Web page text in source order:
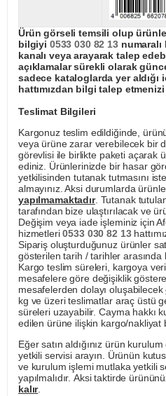
Ürün görseli temsili olup
bilgiyi 0533 030 82 13numaralı
kanalı veya arayarak talep
açıklamalar sürekli olarak
sadece kataloglarda yer aldığı
hattımızdan bilgi talep
Teslimat Bilgileri
Kargonuz teslim edildiğinde,
veya ürüne zarar verebilecek bir
görevlisi ile birlikte paketi açarak
ediniz. Ürünlerinizde bir hasar
yetkilisinden tutanak tutmasını
almayınız. Aksi durumlarda
yapılmamaktadır. Tutanak
tarafından bize ulaştırılacak ve
Değişim veya iade işleminiz için
hizmetleri0533 030 82 13
Sipariş oluşturduğunuz ürünler
gösterilen tarih / tarihler arasında
Kargo teslim süreleri, kargoya
mesafelere göre değişiklik
mesafelerden dolayı oluşabilecek
kg ve üzeri teslimatlar araç üstü
süreleri uzayabilir. Cayma hakkı
edilen ürüne ilişkin kargo/nakliyat
Eğer satın aldığınız ürün
yetkili servisi arayın. Ürünün
ve kurulum işlemi mutlaka yetkili
yapılmalıdır. Aksi taktirde
kalır.